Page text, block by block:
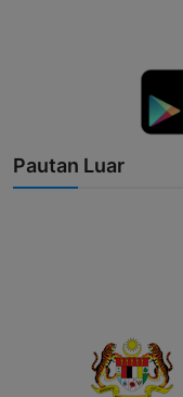
Pautan Luar